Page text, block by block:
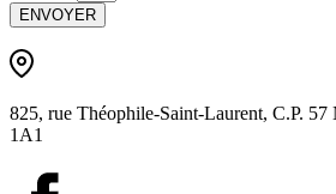
ENVOYER
825, rue Théophile-Saint-Laurent, C.P.
1A1